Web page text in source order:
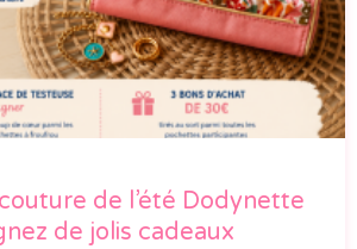
de l’été Dodynette
de jolis cadeaux